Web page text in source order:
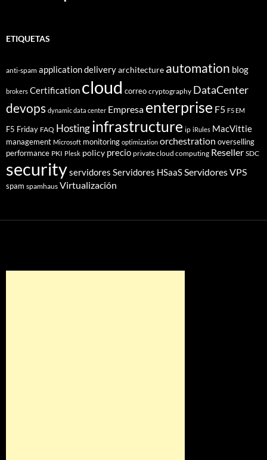
ETIQUETAS
anti-spam application deliveryarchitecture automation blog
brokers Certification cloud correo cryptography DataCenter
devops dynamic data center Empresa enterprise F5 F5 EM
F5 Friday FAQ Hostinginfrastructure ip iRules MacVittie
management Microsoft monitoring optimization orchestration overselling
performance PKI Plesk policy precio private cloud computing Reseller SDC
securityservidores Servidores HSaaSServidores VPS
spam spamhaus Virtualización